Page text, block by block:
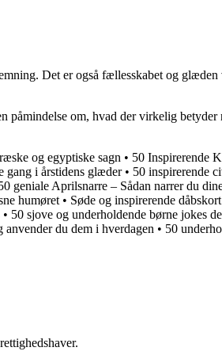
Det er også fællesskabet og glæden
påmindelse om, hvad der virkelig
og egyptiske sagn • 50 Inspirerende
gang i årstidens glæder• 50 inspirerende
geniale Aprilsnarre – Sådan narrer du
humøret • Søde og inspirerende
• 50 sjove og underholdende børne jokes
du dem i hverdagen • 50